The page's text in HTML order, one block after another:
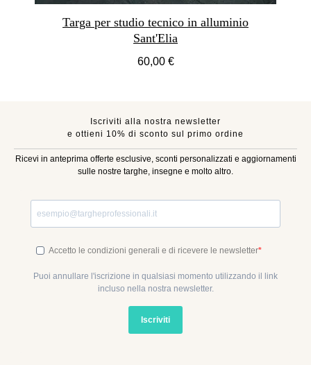
Targa per studio tecnico in alluminio
Sant'Elia
60,00 €
Iscriviti alla nostra newsletter
e ottieni 10% di sconto sul primo ordine
Ricevi in anteprima offerte esclusive, sconti personalizzati e aggiornamenti
sulle nostre targhe, insegne e molto altro.
Accetto le condizioni generali e di ricevere le newsletter
Puoi annullare l'iscrizione in qualsiasi momento utilizzando il link
incluso nella nostra newsletter.
Iscriviti